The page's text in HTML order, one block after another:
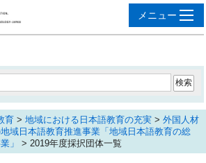
育 > 地域における日本語教育の充実 > 外国人材
域日本語教育推進事業「地域日本語教育の総
」
> 2019年度採択団体一覧